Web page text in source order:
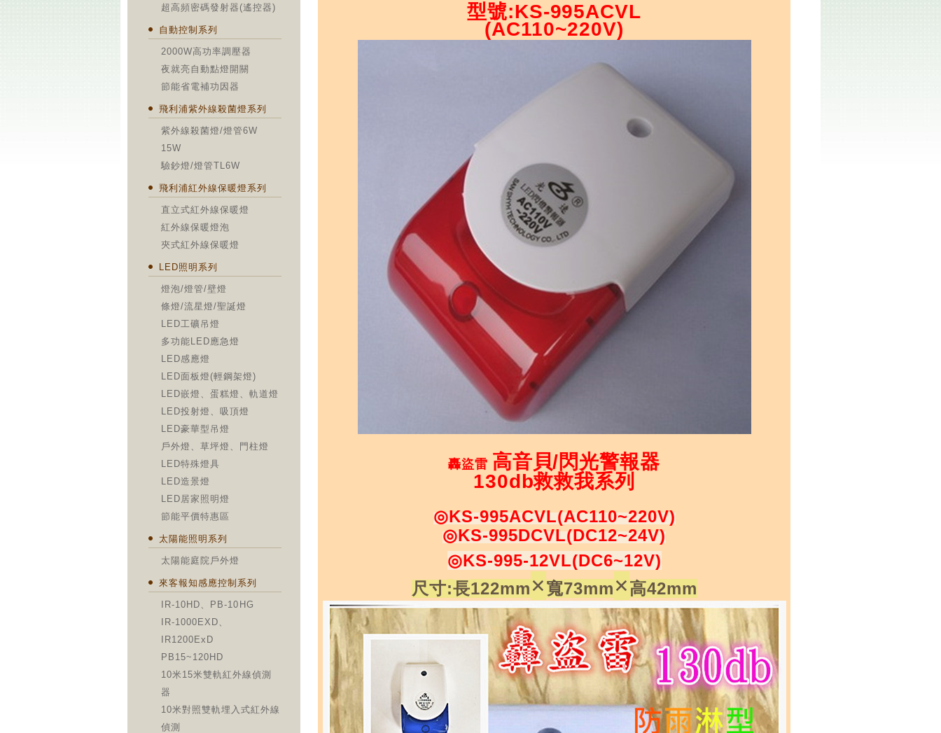
超高頻密碼發射器(遙控器)
自動控制系列
2000W高功率調壓器
夜就亮自動點燈開關
節能省電補功因器
飛利浦紫外線殺菌燈系列
紫外線殺菌燈/燈管6W
15W
驗鈔燈/燈管TL6W
飛利浦紅外線保暖燈系列
直立式紅外線保暖燈
紅外線保暖燈泡
夾式紅外線保暖燈
LED照明系列
燈泡/燈管/壁燈
條燈/流星燈/聖誕燈
LED工礦吊燈
多功能LED應急燈
LED感應燈
LED面板燈(輕鋼架燈)
LED嵌燈、蛋糕燈、軌道燈
LED投射燈、吸頂燈
LED豪華型吊燈
戶外燈、草坪燈、門柱燈
LED特殊燈具
LED造景燈
LED居家照明燈
節能平價特惠區
太陽能照明系列
太陽能庭院戶外燈
來客報知感應控制系列
IR-10HD、PB-10HG
IR-1000EXD、
IR1200ExD
PB15~120HD
10米15米雙軌紅外線偵測
器
10米對照雙軌埋入式紅外線
偵測
型號:KS-995ACVL
(AC110~220V)
轟盜雷 高音貝/閃光警報器
130db救救我系列
◎KS-995ACVL(AC110~220V)
◎KS-995DCVL(DC12~24V)
◎KS-995-12VL(DC6~12V)
尺寸:長122mm×寬73mm×高42mm